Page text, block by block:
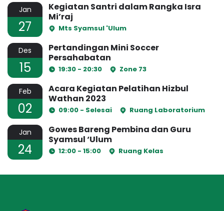
Jan
27
Kegiatan Santri dalam Rangka Isra
Mi’raj
Mts Syamsul 'Ulum
Des
15
Pertandingan Mini Soccer
Persahabatan
19:30 - 20:30 Zone 73
Feb
02
Acara Kegiatan Pelatihan Hizbul
Wathan 2023
09:00 - Selesai Ruang Laboratorium
Jan
24
Gowes Bareng Pembina dan Guru
Syamsul ‘Ulum
12:00 - 15:00 Ruang Kelas